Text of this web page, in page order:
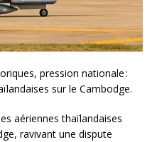
pression nationale :
sur le Cambodge.
aériennes thaïlandaises
ravivant une dispute